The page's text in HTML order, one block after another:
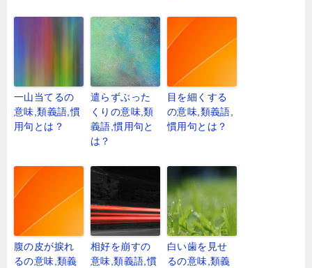
一山当てるの
意味,類義語,慣
用句とは？
遣らずぶった
くりの意味,類
義語,慣用句と
は？
目を細くする
の意味,類義語,
慣用句とは？
腹の皮が捩れ
るの意味,類義
相好を崩すの
意味,類義語,慣
白い歯を見せ
るの意味,類義